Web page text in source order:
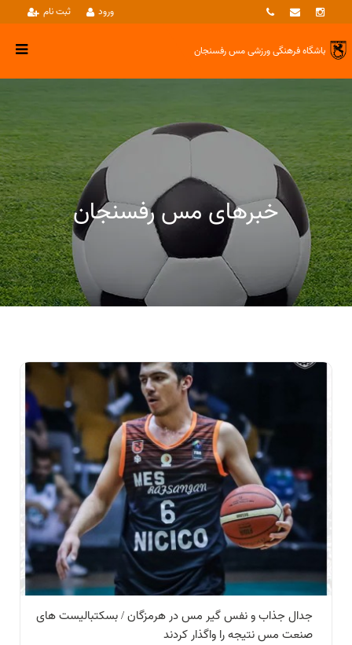
ثبت نام ورود
باشگاه فرهنگی ورزشیمس رفسنجان
خبرهای مس رفسنجان
خبرها بسکتبال
جدال جذاب و نفس گیر مس در هرمزگان / بسکتبالیست های
صنعت مس نتیجه را واگذار کردند